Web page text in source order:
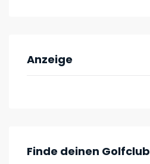
Anzeige
Finde deinen Golfclub